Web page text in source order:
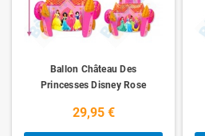
Ballon Château Des
Princesses Disney Rose
29,95 €